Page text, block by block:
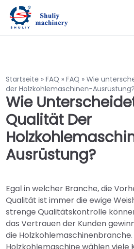
Startseite » FAQ » FAQ » Wie
der Holzkohlemaschinen-Ausrüstung?
Wie
Qualität Der
Ausrüstung?
Egal in welcher Branche, die
Qualität ist immer die ewige
strenge Qualitätskontrolle
das Vertrauen der Kunden
die